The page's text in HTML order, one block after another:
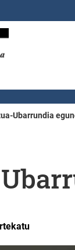
Ubarrundia